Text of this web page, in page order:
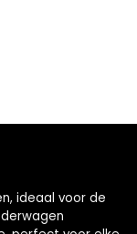
ideaal voor de